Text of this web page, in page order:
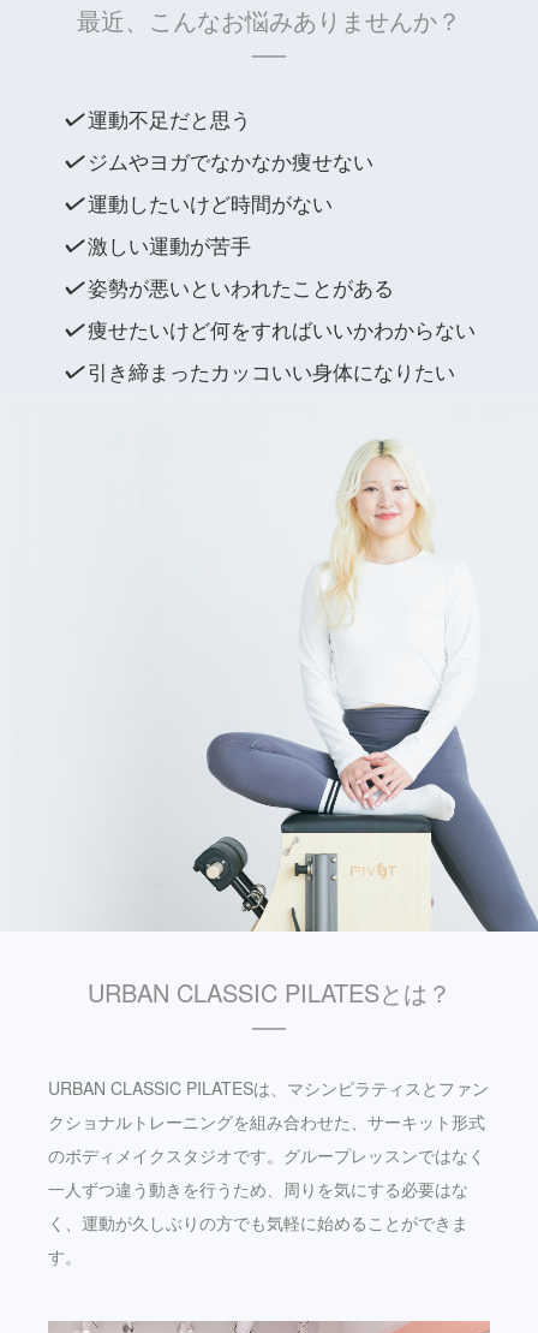
最近、こんなお悩みありませんか？
運動不足だと思う
ジムやヨガでなかなか痩せない
運動したいけど時間がない
激しい運動が苦手
姿勢が悪いといわれたことがある
痩せたいけど何をすればいいかわからない
引き締まったカッコいい身体になりたい
URBAN CLASSIC PILATESとは？
URBAN CLASSIC PILATESは、マシンピラティスとファン
クショナルトレーニングを組み合わせた、サーキット形式
のボディメイクスタジオです。グループレッスンではなく
一人ずつ違う動きを行うため、周りを気にする必要はな
く、運動が久しぶりの方でも気軽に始めることができま
す。